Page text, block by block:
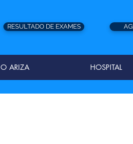
RESULTADO DE EXAMES
O ARIZA HOSPITAL